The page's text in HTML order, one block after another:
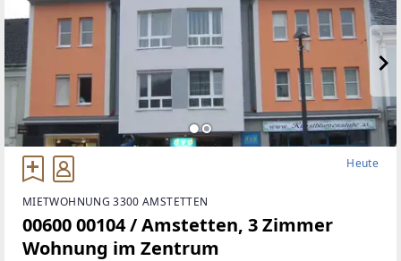
Heute
MIETWOHNUNG 3300 AMSTETTEN
00600 00104 / Amstetten, 3 Zimmer
Wohnung im Zentrum